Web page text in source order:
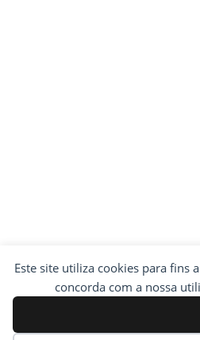
Este site utiliza cookies para fins
concorda com a nossa